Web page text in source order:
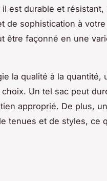
est durable et résistant,
de sophistication à
être façonné en une
la qualité à la quantité,
Un tel sac peut
approprié. De plus,
tenues et de styles, ce